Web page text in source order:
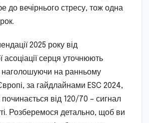
до вечірнього стресу, тож одна
2025 року від
асоціації серця уточнюють
наголошуючи на ранньому
за гайдлайнами ESC 2024,
від 120/70 – сигнал
Розберемося детально, щоб ви